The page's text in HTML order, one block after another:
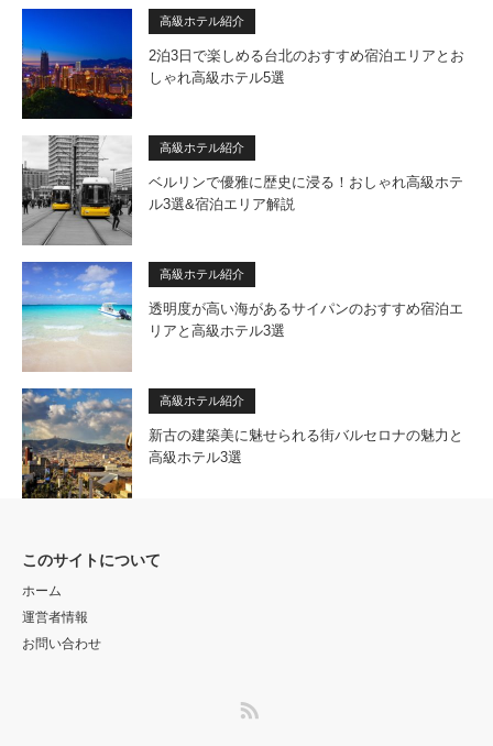
高級ホテル紹介
2泊3日で楽しめる台北のおすすめ宿泊エリアとお
しゃれ高級ホテル5選
高級ホテル紹介
ベルリンで優雅に歴史に浸る！おしゃれ高級ホテ
ル3選&宿泊エリア解説
高級ホテル紹介
透明度が高い海があるサイパンのおすすめ宿泊エ
リアと高級ホテル3選
高級ホテル紹介
新古の建築美に魅せられる街バルセロナの魅力と
高級ホテル3選
このサイトについて
ホーム
運営者情報
お問い合わせ